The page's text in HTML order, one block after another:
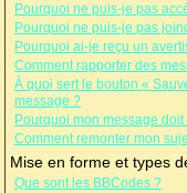
Pourquoi ne puis-je pas
Pourquoi ne puis-je pas
Pourquoi ai-je reçu un
Comment rapporter des
À quoi sert le bouton «
message ?
Pourquoi mon message
Comment remonter mon
Mise en forme et types
Que sont les BBCodes ?